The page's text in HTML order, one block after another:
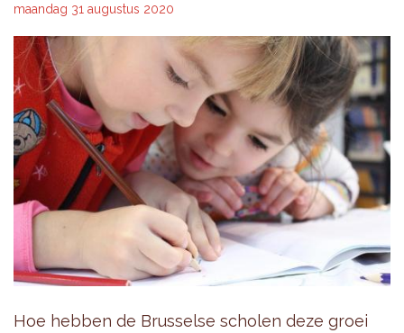
maandag 31 augustus 2020
Hoe hebben de Brusselse scholen deze groei